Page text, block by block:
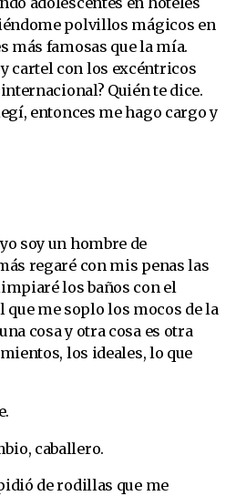
polvillos mágicos en
más famosas que la mía.
cartel con los excéntricos
Quién te dice.
entonces me hago cargo y
soy un hombre de
regaré con mis penas las
los baños con el
me soplo los mocos de la
cosa y otra cosa es otra
los ideales, lo que
caballero.
de rodillas que me